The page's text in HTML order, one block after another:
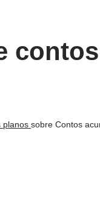
contos
planos sobre Contos